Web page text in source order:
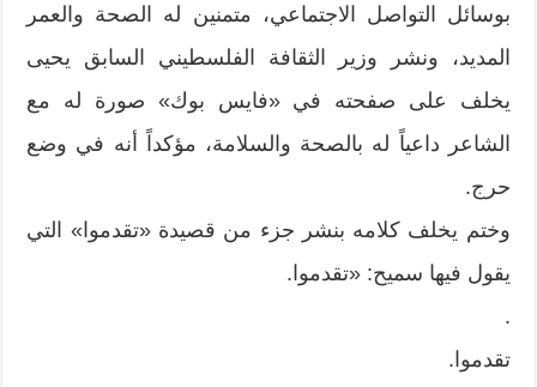
بوسائل التواصل الاجتماعي، متمنين له الصحة والعمر
المديد، ونشر وزير الثقافة الفلسطيني السابق يحيى
يخلف على صفحته في «فايس بوك» صورة له مع
الشاعر داعياً له بالصحة والسلامة، مؤكداً أنه في وضع
حرج.
وختم يخلف كلامه بنشر جزء من قصيدة «تقدموا» التي
يقول فيها سميح: «تقدموا.
.
تقدموا.